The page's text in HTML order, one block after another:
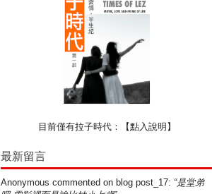
目前僅有拉子時代： 【點入說明】
最新留言
Anonymous commented on blog post_17: “是堂弟